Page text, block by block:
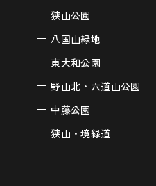
狭山公園
八国山緑地
東大和公園
野山北・六道山公園
中藤公園
狭山・境緑道